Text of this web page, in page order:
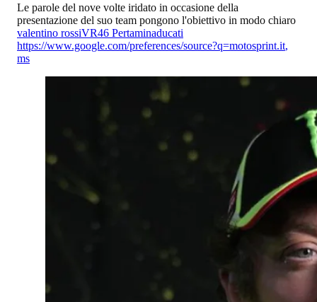
Le parole del nove volte iridato in occasione della
presentazione del suo team pongono l'obiettivo in modo chiaro
valentino rossiVR46 Pertaminaducati
https://www.google.com/preferences/source?q=motosprint.it,
ms